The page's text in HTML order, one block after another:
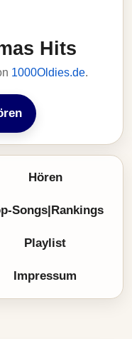
Hits
1000Oldies.de.
Hören
Songs|Rankings
Playlist
Impressum